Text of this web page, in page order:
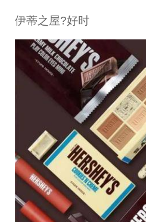
伊蒂之屋?好时